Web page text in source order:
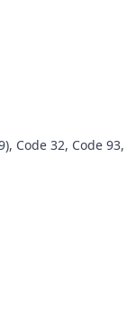
32, Code 93,